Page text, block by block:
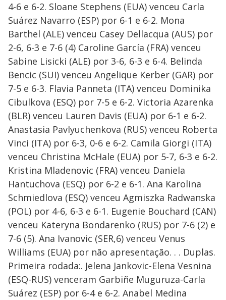
4-6 e 6-2. Sloane Stephens (EUA) venceu Carla
Suárez Navarro (ESP) por 6-1 e 6-2. Mona
Barthel (ALE) venceu Casey Dellacqua (AUS) por
2-6, 6-3 e 7-6 (4) Caroline García (FRA) venceu
Sabine Lisicki (ALE) por 3-6, 6-3 e 6-4. Belinda
Bencic (SUI) venceu Angelique Kerber (GAR) por
7-5 e 6-3. Flavia Panneta (ITA) venceu Dominika
Cibulkova (ESQ) por 7-5 e 6-2. Victoria Azarenka
(BLR) venceu Lauren Davis (EUA) por 6-1 e 6-2.
Anastasia Pavlyuchenkova (RUS) venceu Roberta
Vinci (ITA) por 6-3, 0-6 e 6-2. Camila Giorgi (ITA)
venceu Christina McHale (EUA) por 5-7, 6-3 e 6-2.
Kristina Mladenovic (FRA) venceu Daniela
Hantuchova (ESQ) por 6-2 e 6-1. Ana Karolina
Schmiedlova (ESQ) venceu Agmiszka Radwanska
(POL) por 4-6, 6-3 e 6-1. Eugenie Bouchard (CAN)
venceu Kateryna Bondarenko (RUS) por 7-6 (2) e
7-6 (5). Ana Ivanovic (SER,6) venceu Venus
Williams (EUA) por não apresentação. . . Duplas.
Primeira rodada:. Jelena Jankovic-Elena Vesnina
(ESQ-RUS) venceram Garbiñe Muguruza-Carla
Suárez (ESP) por 6-4 e 6-2. Anabel Medina